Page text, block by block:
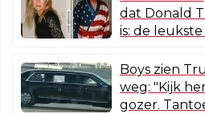
dat Donald
is: de
Boys zien
weg: "Kijk
gozer.